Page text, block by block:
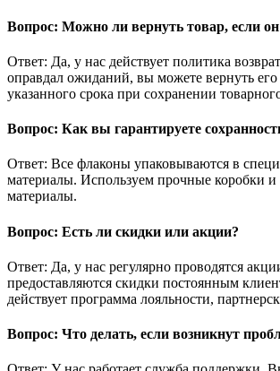
Вопрос: Можно ли вернуть товар, если он
Ответ: Да, у нас действует политика
оправдал ожиданий, вы можете вернуть его
указанного срока при сохранении
Вопрос: Как вы гарантируете
Ответ: Все флаконы упаковываются в
материалы. Используем прочные коробки
материалы.
Вопрос: Есть ли скидки или акции?
Ответ: Да, у нас регулярно проводятся
предоставляются скидки постоянным
действует программа лояльности,
Вопрос: Что делать, если возникнут